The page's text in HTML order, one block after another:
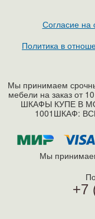
Согласие на
Политика в
Мы принимаем
мебели на заказ от
ШКАФЫ КУПЕ В
1001ШКАФ:
Мы
+7